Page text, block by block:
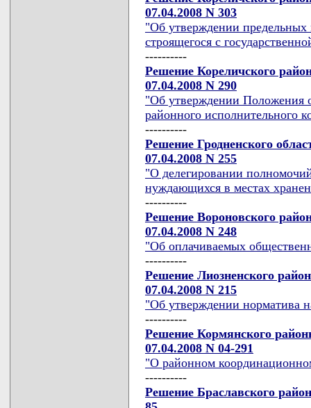
07.04.2008 N 303
"Об утверждении
строящегося с
----------
Решение Кореличского
07.04.2008 N 290
"Об утверждении Положения
районного исполнительного
----------
Решение Гродненского
07.04.2008 N 255
"О делегировании
нуждающихся в местах
----------
Решение Вороновского
07.04.2008 N 248
"Об оплачиваемых
----------
Решение Лиозненского
07.04.2008 N 215
"Об утверждении норматива
----------
Решение Кормянского
07.04.2008 N 04-291
"О районном
----------
Решение Браславского